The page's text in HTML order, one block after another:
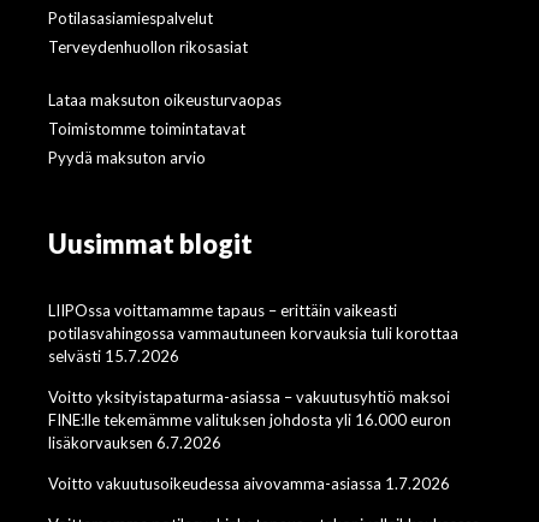
Potilasasiamiespalvelut
Terveydenhuollon rikosasiat
Lataa maksuton oikeusturvaopas
Toimistomme toimintatavat
Pyydä maksuton arvio
Uusimmat blogit
LIIPOssa voittamamme tapaus – erittäin vaikeasti
potilasvahingossa vammautuneen korvauksia tuli korottaa
selvästi 15.7.2026
Voitto yksityistapaturma-asiassa – vakuutusyhtiö maksoi
FINE:lle tekemämme valituksen johdosta yli 16.000 euron
lisäkorvauksen 6.7.2026
Voitto vakuutusoikeudessa aivovamma-asiassa 1.7.2026